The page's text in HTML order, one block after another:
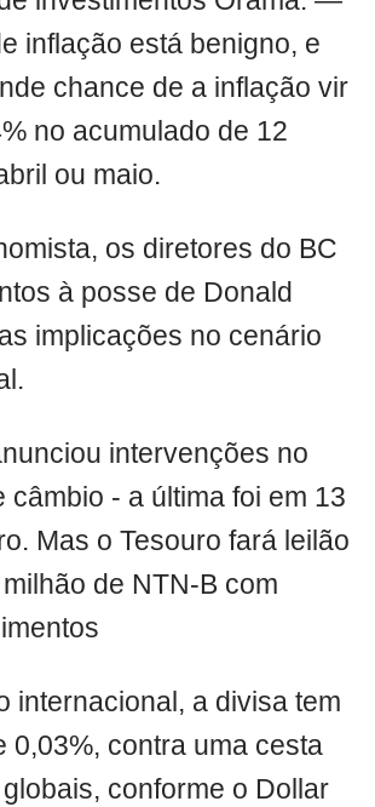
inflação está benigno, e
chance de a inflação vir
no acumulado de 12
ou maio.
os diretores do BC
à posse de Donald
implicações no cenário
intervenções no
câmbio - a última foi em 13
Mas o Tesouro fará leilão
de NTN-B com
internacional, a divisa tem
0,03%, contra uma cesta
conforme o Dollar